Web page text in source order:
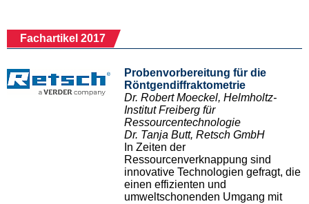
Fachartikel 2017
Probenvorbereitung für die
Röntgendiffraktometrie
Dr. Robert Moeckel, Helmholtz-
Institut Freiberg für
Ressourcentechnologie
Dr. Tanja Butt, Retsch GmbH
In Zeiten der
Ressourcenverknappung sind
innovative Technologien gefragt, die
einen effizienten und
umweltschonenden Umgang mit